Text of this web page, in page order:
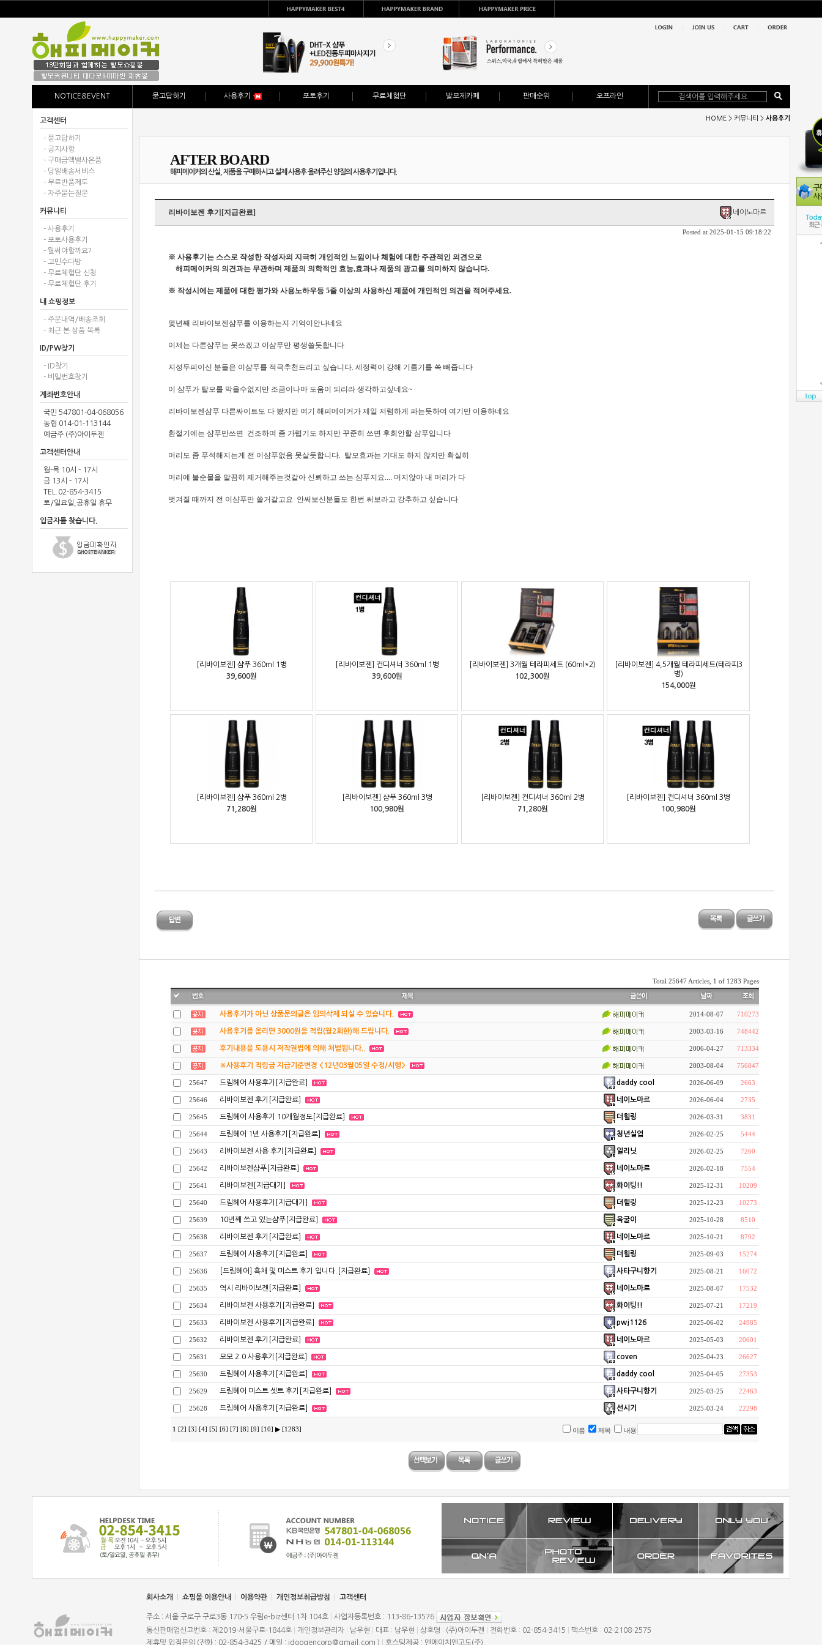
NOTICE&EVENT 묻고답하기 사용후기 포토후기 무료체험단 발모제카페 판매순위 오프라인
고객센터
- 묻고답하기
- 공지사항
- 구매금액별사은품
- 당일배송서비스
- 무료반품제도
- 자주묻는질문
커뮤니티
- 사용후기
- 포토사용후기
- 뭘써야할까요?
- 고민수다방
- 무료체험단 신청
- 무료체험단 후기
내 쇼핑정보
- 주문내역/배송조회
- 최근 본 상품 목록
ID/PW찾기
- ID찾기
- 비밀번호찾기
계좌번호안내
국민 547801-04-068056
농협 014-01-113144
예금주 (주)아이두젠
고객센터안내
월-목 10시 - 17시
금 13시 - 17시
TEL.02-854-3415
토/일요일,공휴일 휴무
입금자를 찾습니다.
HOME > 커뮤니티 > 사용후기
AFTER BOARD
해피메이커의 산실, 제품을 구매하시고 실제 사용후 올려주신 양질의 사용후기입니다.
리바이보젠 후기[지급완료] 네이노마르
Posted at 2025-01-15 09:18:22
※ 사용후기는 스스로 작성한 작성자의 지극히 개인적인 느낌이나 체험에 대한 주관적인 의견으로
해피메이커의 의견과는 무관하며 제품의 의학적인 효능,효과나 제품의 광고를 의미하지 않습니다.
※ 작성시에는 제품에 대한 평가와 사용노하우등 5줄 이상의 사용하신 제품에 개인적인 의견을 적어주세요.
몇년째 리바이보젠샴푸를 이용하는지 기억이안나네요
이제는 다른샴푸는 못쓰겠고 이샴푸만 평생쓸듯합니다
지성두피이신 분들은 이샴푸를 적극추천드리고 싶습니다. 세정력이 강해 기름기를 쏙 빼줍니다
이 샴푸가 탈모를 막을수없지만 조금이나마 도움이 되리라 생각하고싶네요~
리바이보젠샴푸 다른싸이트도 다 봤지만 여기 해피메이커가 제일 저렴하게 파는듯하여 여기만 이용하네요
환절기에는 샴푸만쓰면 건조하여 좀 가렵기도 하지만 꾸준히 쓰면 후회안할 샴푸입니다
머리도 좀 푸석해지는게 전 이샴푸없음 못살듯합니다. 탈모효과는 기대도 하지 않지만 확실히
머리에 불순물을 말끔히 제거해주는것같아 신뢰하고 쓰는 샴푸지요.... 머지않아 내 머리가 다
벗겨질 때까지 전 이샴푸만 쓸거같고요 안써보신분들도 한번 써보라고 강추하고 싶습니다
[리바이보젠] 샴푸 360ml 1병
39,600원
[리바이보젠] 컨디셔너 360ml 1병
39,600원
[리바이보젠] 3개월 테라피세트 (60ml*2)
102,300원
[리바이보젠] 4,5개월 테라피세트(테라피3
병)
154,000원
[리바이보젠] 샴푸 360ml 2병
71,280원
[리바이보젠] 샴푸 360ml 3병
100,980원
[리바이보젠] 컨디셔너 360ml 2병
71,280원
[리바이보젠] 컨디셔너 360ml 3병
100,980원
Total 25647 Articles, 1 of 1283 Pages
사용후기가 아닌 상품문의글은 임의삭제 되실 수 있습니다. 2014-08-07 710273
사용후기를 올리면 3000원을 적립(월2회한)해 드립니다. 2003-03-16 748442
후기내용을 도용시 저작권법에 의해 처벌됩니다.. 2006-04-27 713334
※사용후기 적립금 지급기준변경 <12년03월05일 수정/시행> 2003-08-04 756847
25647 드림헤어 사용후기[지급완료] daddy cool 2026-06-09 2663
25646 리바이보젠 후기[지급완료] 네이노마르 2026-06-04 2735
25645 드림헤어 사용후기 10개월정도[지급완료] 더힐링 2026-03-31 3831
25644 드림헤어 1년 사용후기[지급완료] 청년실업 2026-02-25 5444
25643 리바이보젠 사용 후기[지급완료] 일리닛 2026-02-25 7260
25642 리바이보젠샴푸[지급완료] 네이노마르 2026-02-18 7554
25641 리바이보젠[지급대기] 화이팅!! 2025-12-31 10209
25640 드림헤어 사용후기[지급대기] 더힐링 2025-12-23 10273
25639 10년째 쓰고 있는샴푸[지급완료] 옥굴이 2025-10-28 8510
25638 리바이보젠 후기[지급완료] 네이노마르 2025-10-21 8792
25637 드림헤어 사용후기[지급완료] 더힐링 2025-09-03 15274
25636 [드림헤어] 흑채 및 미스트 후기 입니다.[지급완료] 사타구니향기 2025-08-21 16072
25635 역시 리바이보젠[지급완료] 네이노마르 2025-08-07 17532
25634 리바이보젠 사용후기[지급완료] 화이팅!! 2025-07-21 17219
25633 리바이보젠 사용후기[지급완료] pwj1126 2025-06-02 24985
25632 리바이보젠 후기[지급완료] 네이노마르 2025-05-03 20601
25631 모모 2.0 사용후기[지급완료] coven 2025-04-23 26627
25630 드림헤어 사용후기[지급완료] daddy cool 2025-04-05 27353
25629 드림헤어 미스트 셋트 후기[지급완료] 사타구니향기 2025-03-25 22463
25628 드림헤어 사용후기[지급완료] 선시기 2025-03-24 22298
1 [2] [3] [4] [5] [6] [7] [8] [9] [10] ▶ [1283] 이름 제목 내용
회사소개 쇼핑몰 이용안내 이용약관 개인정보취급방침 고객센터
주소 : 서울 구로구 구로3동 170-5 우림e-biz센터 1차 104호
사업자등록번호 : 113-86-13576
통신판매업신고번호 : 제2019-서울구로-1844호
개인정보관리자 : 남우현 대표 : 남우현 상호명 : (주)아이두젠 전화번호 : 02-854-3415
팩스번호 : 02-2108-2575
제휴및 입점문의 (전화 : 02-854-3425 / 메일 : idoogencorp@gmail.com )
호스팅제공 : 엔에이치엔고도(주)